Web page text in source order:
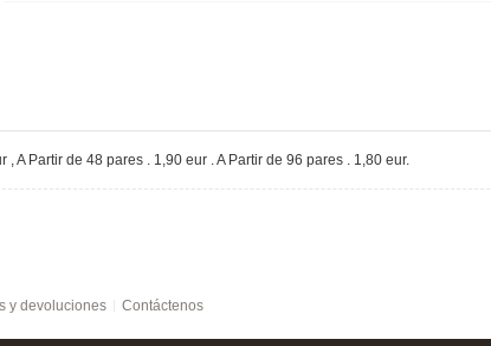
A Partir de 48 pares . 1,90 eur . A Partir de 96 pares . 1,80 eur.
y devoluciones Contáctenos